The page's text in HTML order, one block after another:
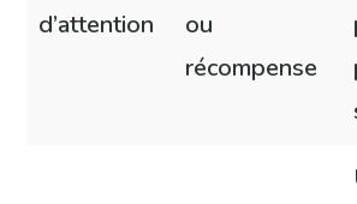
d’attention
ou
récompense